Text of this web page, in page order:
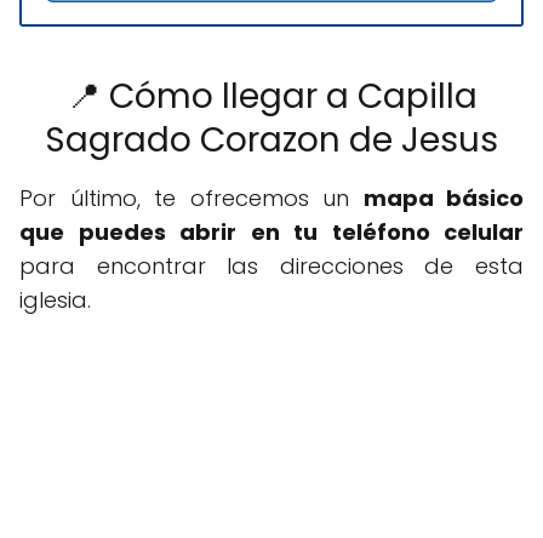
📍 Cómo llegar a Capilla
Sagrado Corazon de Jesus
Por último, te ofrecemos un mapa básico
que puedes abrir en tu teléfono celular
para encontrar las direcciones de esta
iglesia.